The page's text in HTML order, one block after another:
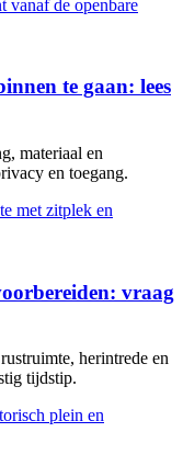
te gaan: lees
materiaal en
en toegang.
vraag
herintrede en
tijdstip.